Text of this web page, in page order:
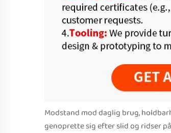
Modstand mod daglig brug,
genoprette sig efter slid og ridser